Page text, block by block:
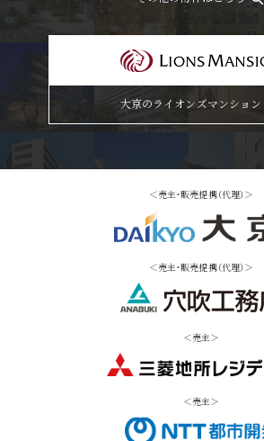
大京のライオンズマンション
＜売主・販売提携（代理）＞
＜売主・販売提携（代理）＞
＜売主＞
＜売主＞